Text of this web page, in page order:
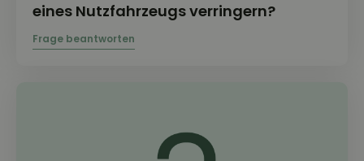
eines Nutzfahrzeugs verringern?